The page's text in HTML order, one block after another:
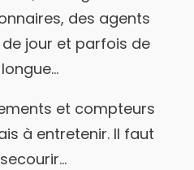
des agents
jour et parfois de
et compteurs
à entretenir. Il faut